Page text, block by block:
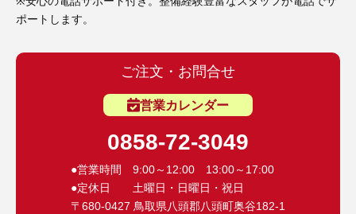
ホイールロック取り外しツール（6）
3D プリンターペン（8）
その他（12）
ポートします。
ご注文・お問合せ
営業カレンダー
0858-72-3049
●営業時間 9:00～12:00 13:00～17:00
●定休日 土曜日・日曜日・祝日
〒680-0427 鳥取県八頭郡八頭町奥谷182-1